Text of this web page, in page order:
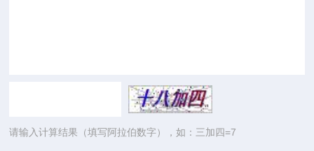
请输入计算结果（填写阿拉伯数字），如：三加四=7